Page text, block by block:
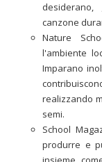
canzone
Nature
l'ambiente
Imparano
realizzando
semi.
School
produrre e